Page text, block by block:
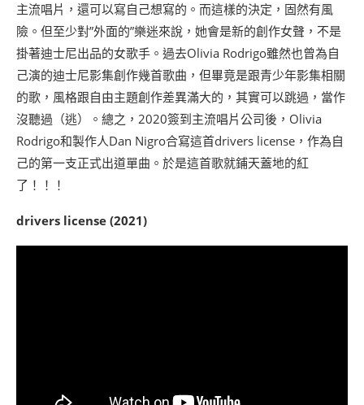
主流唱片，還可以寫自己想寫的。而這樣的決定，固然有風
險。但至少對”外面的”樂迷來說，她會是新的創作女聲，不是
掛著迪士尼出品的女歌手。過去Olivia Rodrigo雖然也曾為自
己演的迪士尼影集創作幾首歌曲，但畢竟是跟青少年影集相關
的歌，風格跟自由主題創作差異滿大的，其實可以跳過，當作
沒聽過（逃）。總之，2020簽到主流唱片公司後，Olivia
Rodrigo和製作人Dan Nigro合寫這首drivers license，作為自
己的第一支正式出道單曲。於是這首歌就鋪天蓋地的紅
了！！！
drivers license (2021)